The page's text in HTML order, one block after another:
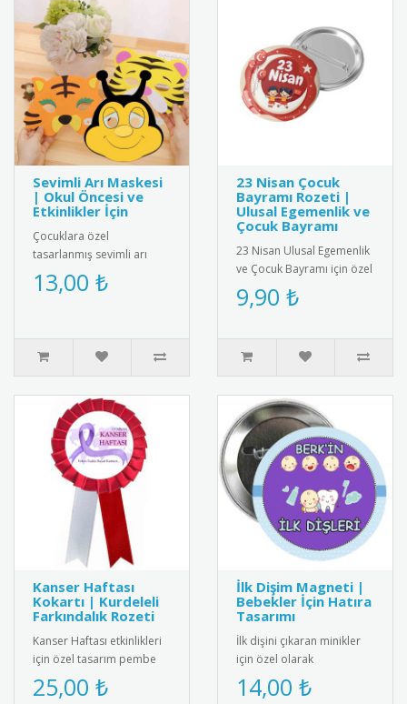
Sevimli Arı Maskesi
| Okul Öncesi ve
Etkinlikler İçin
Çocuklara özel
tasarlanmış sevimli arı
maskesi; okul öncesi
eğitim, tiyatro oyunları,
13,00 ₺
23 Nisan Çocuk
Bayramı Rozeti |
Ulusal Egemenlik ve
Çocuk Bayramı
23 Nisan Ulusal Egemenlik
ve Çocuk Bayramı için özel
tasarlanmış rozet.
Çocuklar için şık ve
9,90 ₺
Kanser Haftası
Kokartı | Kurdeleli
Farkındalık Rozeti
Kanser Haftası etkinlikleri
için özel tasarım pembe
kurdeleli kokart. Yüksek
kalite metal malzemeden..
25,00 ₺
İlk Dişim Magneti |
Bebekler İçin Hatıra
Tasarımı
İlk dişini çıkaran minikler
için özel olarak
tasarlanmış bebek
magneti. Diş buğdayı
14,00 ₺